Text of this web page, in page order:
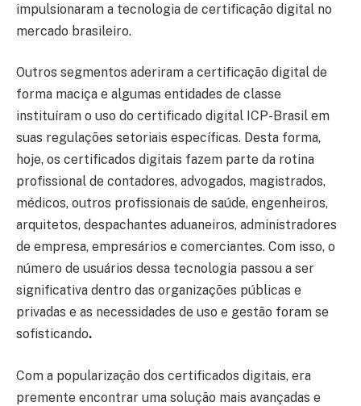
impulsionaram a tecnologia de certificação digital no
mercado brasileiro.
Outros segmentos aderiram a certificação digital de
forma maciça e algumas entidades de classe
instituíram o uso do certificado digital ICP-Brasil em
suas regulações setoriais específicas. Desta forma,
hoje, os certificados digitais fazem parte da rotina
profissional de contadores, advogados, magistrados,
médicos, outros profissionais de saúde, engenheiros,
arquitetos, despachantes aduaneiros, administradores
de empresa, empresários e comerciantes. Com isso, o
número de usuários dessa tecnologia passou a ser
significativa dentro das organizações públicas e
privadas e as necessidades de uso e gestão foram se
sofisticando.
Com a popularização dos certificados digitais, era
premente encontrar uma solução mais avançadas e